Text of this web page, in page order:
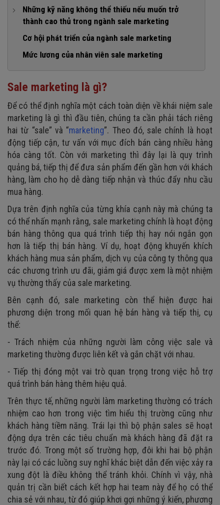
Những kỹ năng không thể thiếu nếu muốn trở
thành cao thủ trong ngành sale marketing
1. Khả năng giao tiếp tốt
2. Xử lý vấn đề nhanh nhạy, linh hoạt
4. Luôn niềm nở, thân thiện với khách hàng
5. Biết lắng nghe ý kiến và thấu hiểu khách hàng
6. Kỹ năng kết nối và đàm phán
7. Luôn đổi mới và có chí cầu tiến
Cơ hội phát triển của ngành sale marketing
Mức lương của nhân viên sale marketing
Sale marketing là gì?
Để có thể định nghĩa một cách toàn diện về khái niệm sale
marketing là gì thì đầu tiên, chúng ta cần phải tách riêng
hai từ “sale” và “marketing”. Theo đó, sale chính là hoạt
động tiếp cận, tư vấn với mục đích bán càng nhiều hàng
hóa càng tốt. Còn với marketing thì đây lại là quy trình
quảng bá, tiếp thị để đưa sản phẩm đến gần hơn với khách
hàng, làm cho họ dễ dàng tiếp nhận và thúc đẩy nhu cầu
mua hàng.
Dựa trên định nghĩa của từng khía cạnh này mà chúng ta
có thể nhấn mạnh rằng, sale marketing chính là hoạt động
bán hàng thông qua quá trình tiếp thị hay nói ngắn gọn
hơn là tiếp thị bán hàng. Ví dụ, hoạt động khuyến khích
khách hàng mua sản phẩm, dịch vụ của công ty thông qua
các chương trình ưu đãi, giảm giá được xem là một nhiệm
vụ thường thấy của sale marketing.
Bên cạnh đó, sale marketing còn thể hiện được hai
phương diện trong mối quan hệ bán hàng và tiếp thị, cụ
thể:
- Trách nhiệm của những người làm công việc sale và
marketing thường được liên kết và gắn chặt với nhau.
- Tiếp thị đóng một vai trò quan trọng trong việc hỗ trợ
quá trình bán hàng thêm hiệu quả.
Trên thực tế, những người làm marketing thường có trách
nhiệm cao hơn trong việc tìm hiểu thị trường cũng như
khách hàng tiềm năng. Trái lại thì bộ phận sales sẽ hoạt
động dựa trên các tiêu chuẩn mà khách hàng đã đặt ra
trước đó. Trong một số trường hợp, đôi khi hai bộ phận
này lại có các luồng suy nghĩ khác biệt dẫn đến việc xảy ra
xung đột là điều không thể tránh khỏi. Chính vì vậy, nhà
quản trị cần biết cách kết hợp hai team này để họ có thể
chia sẻ với nhau, từ đó giúp khơi gợi những ý kiến, phương